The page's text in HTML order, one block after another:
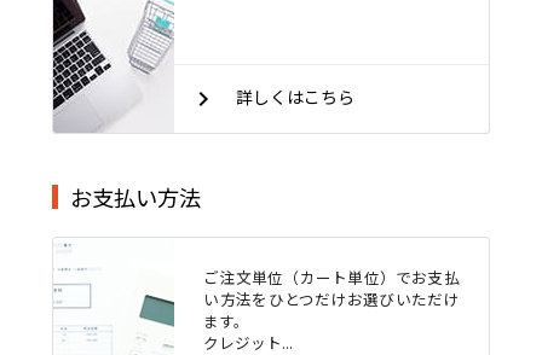
keyboard_arrow_right 詳しくはこちら
お支払い方法
ご注文単位（カート単位）でお支払
い方法をひとつだけお選びいただけ
ます。
クレジット...